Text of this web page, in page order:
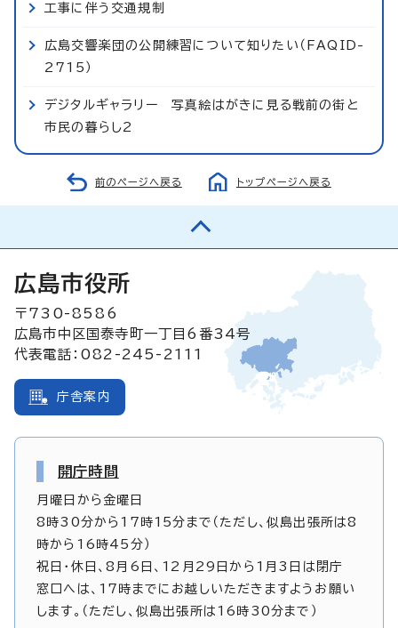
工事に伴う交通規制
広島交響楽団の公開練習について知りたい（FAQID-
2715）
デジタルギャラリー 写真絵はがきに見る戦前の街と
市民の暮らし2
前のページへ戻る トップページへ戻る
広島市役所
〒730-8586
広島市中区国泰寺町一丁目6番34号
代表電話：082-245-2111
庁舎案内
開庁時間
月曜日から金曜日
8時30分から17時15分まで（ただし、似島出張所は8
時から16時45分）
祝日・休日、8月6日、12月29日から1月3日は閉庁
窓口へは、17時までにお越しいただきますようお願い
します。（ただし、似島出張所は16時30分まで）